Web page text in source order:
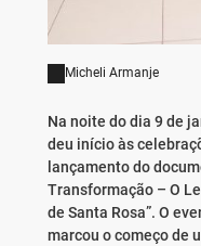
Micheli Armanje
Na noite do dia 9 de
deu início às
lançamento do
Transformação – O
de Santa Rosa”. O
marcou o começo de